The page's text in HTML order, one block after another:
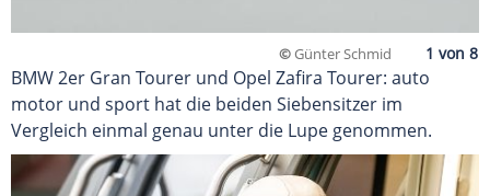
©Günter Schmid
BMW 2er Gran Tourer und Opel Zafira Tourer: auto
motor und sport hat die beiden Siebensitzer im
Vergleich einmal genau unter die Lupe genommen.